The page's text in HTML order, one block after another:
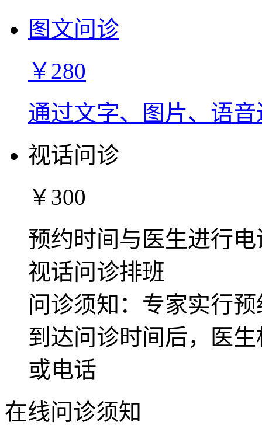
图文问诊
￥280
通过文字、图片、语
视话问诊
￥300
预约时间与医生进行
视话问诊排班
问诊须知：专家实行
到达问诊时间后，医
或电话
在线问诊须知